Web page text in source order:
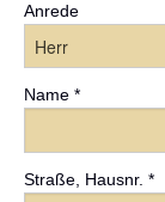
Anrede
Name *
Straße, Hausnr. *